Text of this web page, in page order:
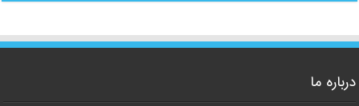
درباره ما